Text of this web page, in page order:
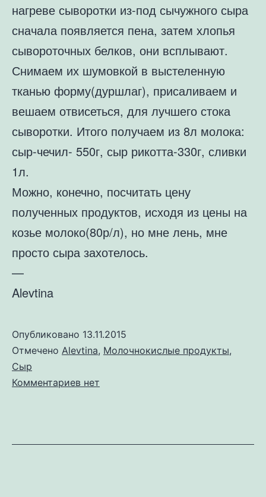
нагреве сыворотки из-под сычужного сыра
сначала появляется пена, затем хлопья
сывороточных белков, они всплывают.
Снимаем их шумовкой в выстеленную
тканью форму(дуршлаг), присаливаем и
вешаем отвисеться, для лучшего стока
сыворотки. Итого получаем из 8л молока:
сыр-чечил- 550г, сыр рикотта-330г, сливки
1л.
Можно, конечно, посчитать цену
полученных продуктов, исходя из цены на
козье молоко(80р/л), но мне лень, мне
просто сыра захотелось.
—
Alevtina
Опубликовано 13.11.2015
Отмечено Alevtina, Молочнокислые продукты,
Сыр
Комментариев к
Чечил.
нет